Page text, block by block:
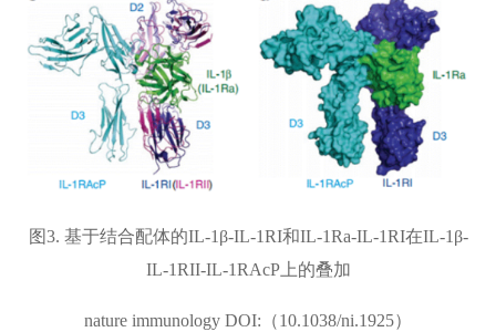
图3. 基于结合配体的IL-1β-IL-1RI和IL-1Ra-IL-1RI在IL-1β-
IL-1RII-IL-1RAcP上的叠加
nature immunology DOI:（10.1038/ni.1925）